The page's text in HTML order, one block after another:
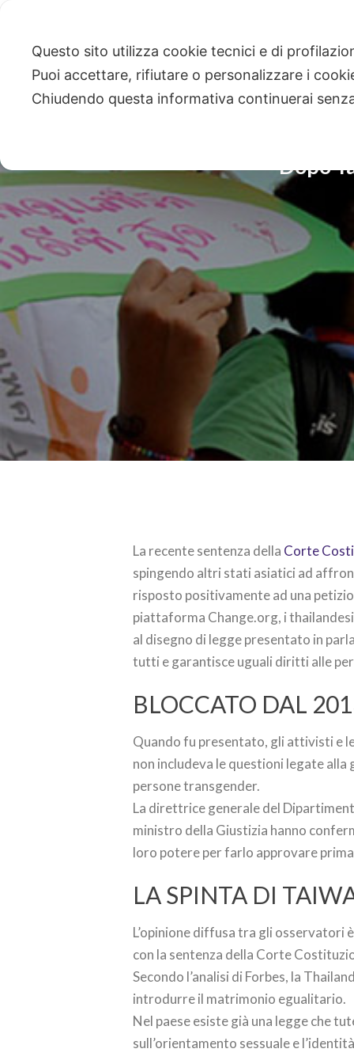
Dopo
La recente sentenza della Corte
spingendo altri stati asiatici ad
risposto positivamente ad una
piattaforma Change.org, i
al disegno di legge presentato in
tutti e garantisce uguali diritti alle
BLOCCATO DAL
Quando fu presentato, gli attivisti e
non includeva le questioni legate
persone transgender.
La direttrice generale del
ministro della Giustizia hanno
loro potere per farlo approvare
LA SPINTA DI
L’opinione diffusa tra gli osservatori
con la sentenza della Corte
Secondo l’analisi di Forbes, la
introdurre il matrimonio egualitario.
Nel paese esiste già una legge che
sull’orientamento sessuale e
Questo sito utilizza cookie tecnici e di
Puoi accettare, rifiutare o personalizzare i
Chiudendo questa informativa continuerai